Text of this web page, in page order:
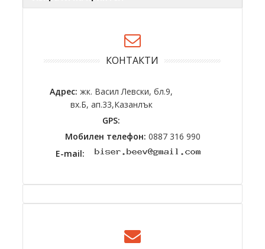
КОНТАКТИ
Адрес: жк. Васил Левски, бл.9,
вх.Б, ап.33,Казанлък
GPS:
Мобилен телефон: 0887 316 990
E-mail: